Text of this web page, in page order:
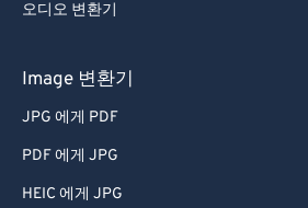
오디오 변환기
Image 변환기
JPG 에게 PDF
PDF 에게 JPG
HEIC 에게 JPG